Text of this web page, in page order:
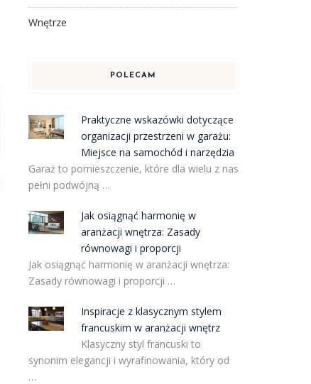
Wnętrze
POLECAM
Praktyczne wskazówki dotyczące
organizacji przestrzeni w garażu:
Miejsce na samochód i narzędzia
Garaż to pomieszczenie, które dla wielu z nas
pełni podwójną …
Jak osiągnąć harmonię w
aranżacji wnętrza: Zasady
równowagi i proporcji
Jak osiągnąć harmonię w aranżacji wnętrza:
Zasady równowagi i proporcji …
Inspiracje z klasycznym stylem
francuskim w aranżacji wnętrz
Klasyczny styl francuski to
synonim elegancji i wyrafinowania, który od
…